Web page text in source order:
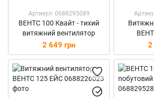
Артикул: 0688295089
ВЕНТС 100 Квайт - тихий
витяжний вентилятор
2 649 грн 2